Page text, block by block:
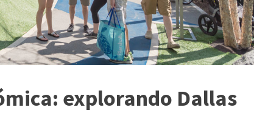
explorando Dallas